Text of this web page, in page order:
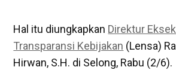
Hal itu diungkapkan Direktur
Transparansi Kebijakan (Lensa)
Hirwan, S.H. di Selong, Rabu (2/6).